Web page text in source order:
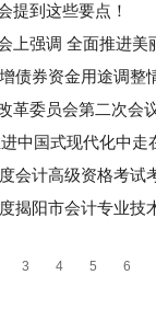
提到这些要点！
上强调 全面推进
债券资金用途调整
革委员会第二次会
中国式现代化中走
会计高级资格考试
揭阳市会计专业技
3 4 5 6